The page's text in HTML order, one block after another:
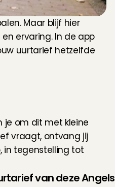
Maar blijf hier
ervaring. In de app
uurtarief hetzelfde
je om dit met kleine
vraagt, ontvang jij
in tegenstelling tot
van deze Angels